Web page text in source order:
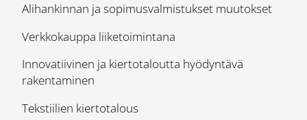
Alihankinnan ja sopimusvalmistukset muutokset
Verkkokauppa liiketoimintana
Innovatiivinen ja kiertotaloutta hyödyntävä
rakentaminen
Tekstiilien kiertotalous